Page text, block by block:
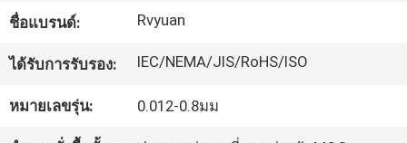
เกี่ยว
กับ
เรา
ชื่อแบรนด์: Rvyuan
ได้รับการรับรอง: IEC/NEMA/JIS/RoHS/ISO
หมายเลขรุ่น: 0.012-0.8มม